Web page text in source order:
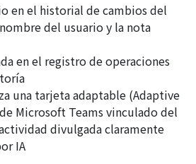
en el historial de cambios del
del usuario y la nota
en el registro de operaciones
una tarjeta adaptable (Adaptive
Microsoft Teams vinculado del
divulgada claramente
IA